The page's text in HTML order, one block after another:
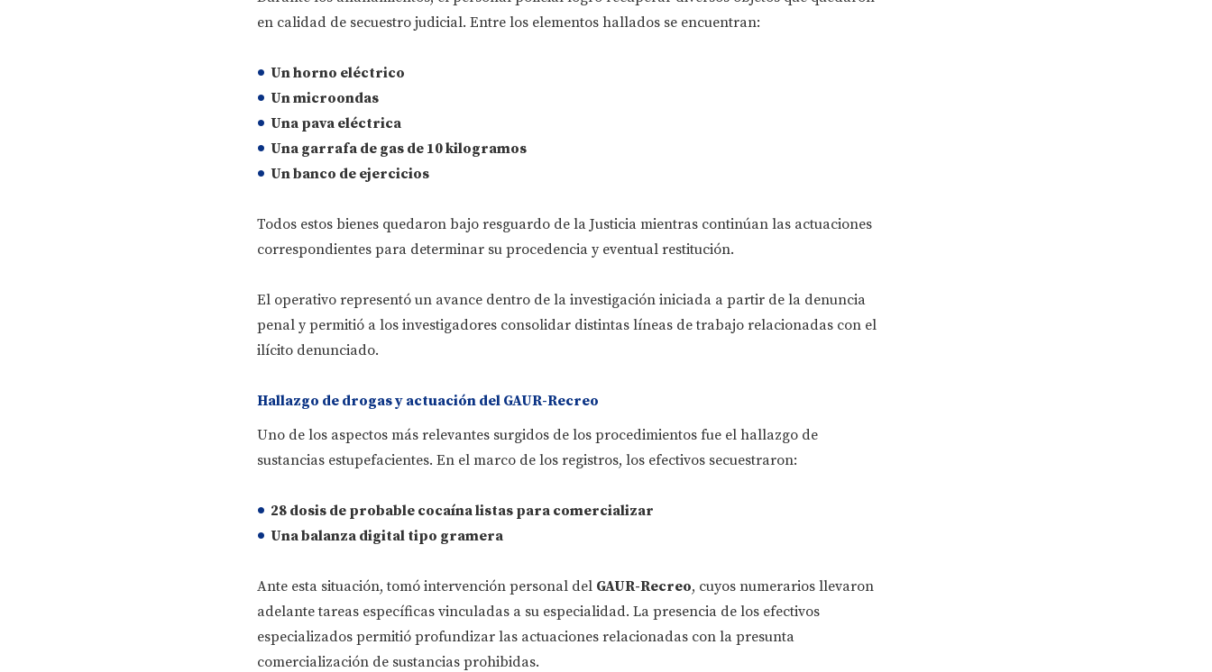
en calidad de secuestro judicial. Entre los elementos hallados se encuentran:
Un horno eléctrico
Un microondas
Una pava eléctrica
Una garrafa de gas de 10 kilogramos
Un banco de ejercicios
Todos estos bienes quedaron bajo resguardo de la Justicia mientras continúan las actuaciones
correspondientes para determinar su procedencia y eventual restitución.
El operativo representó un avance dentro de la investigación iniciada a partir de la denuncia
penal y permitió a los investigadores consolidar distintas líneas de trabajo relacionadas con el
ilícito denunciado.
Hallazgo de drogas y actuación del GAUR-Recreo
Uno de los aspectos más relevantes surgidos de los procedimientos fue el hallazgo de
sustancias estupefacientes. En el marco de los registros, los efectivos secuestraron:
28 dosis de probable cocaína listas para comercializar
Una balanza digital tipo gramera
Ante esta situación, tomó intervención personal del GAUR-Recreo, cuyos numerarios llevaron
adelante tareas específicas vinculadas a su especialidad. La presencia de los efectivos
especializados permitió profundizar las actuaciones relacionadas con la presunta
comercialización de sustancias prohibidas.